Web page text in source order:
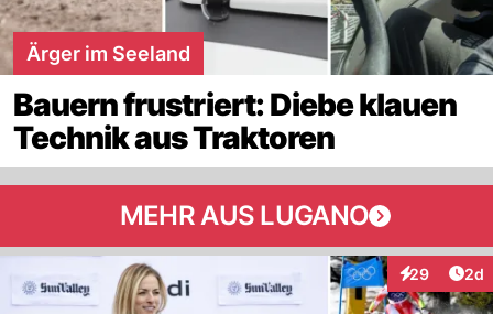
Ärger im Seeland
Bauern frustriert: Diebe klauen
Technik aus Traktoren
MEHR AUS LUGANO
29
Interaktionen
2d